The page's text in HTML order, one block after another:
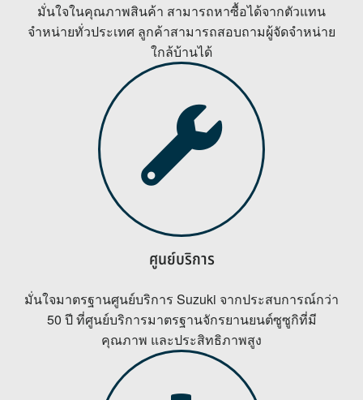
มั่นใจในคุณภาพสินค้า สามารถหาซื้อได้จากตัวแทน
จำหน่ายทั่วประเทศ ลูกค้าสามารถสอบถามผู้จัดจำหน่าย
ใกล้บ้านได้
ศูนย์บริการ
มั่นใจมาตรฐานศูนย์บริการ Suzuki จากประสบการณ์กว่า
50 ปี ที่ศูนย์บริการมาตรฐานจักรยานยนต์ซูซูกิที่มี
คุณภาพ และประสิทธิภาพสูง